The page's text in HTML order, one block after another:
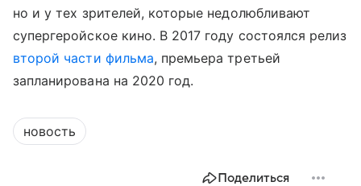
но и у тех зрителей, которые недолюбливают
супергеройское кино. В 2017 году состоялся релиз
второй части фильма, премьера третьей
запланирована на 2020 год.
новость
Поделиться